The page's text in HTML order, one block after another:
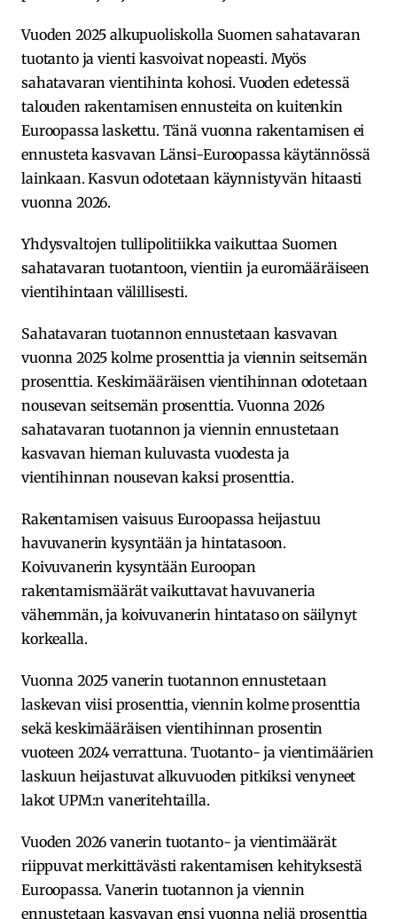
Vuoden 2025 alkupuoliskolla Suomen sahatavaran
tuotanto ja vienti kasvoivat nopeasti. Myös
sahatavaran vientihinta kohosi. Vuoden edetessä
talouden rakentamisen ennusteita on kuitenkin
Euroopassa laskettu. Tänä vuonna rakentamisen ei
ennusteta kasvavan Länsi-Euroopassa käytännössä
lainkaan. Kasvun odotetaan käynnistyvän hitaasti
vuonna 2026.
Yhdysvaltojen tullipolitiikka vaikuttaa Suomen
sahatavaran tuotantoon, vientiin ja euromääräiseen
vientihintaan välillisesti.
Sahatavaran tuotannon ennustetaan kasvavan
vuonna 2025 kolme prosenttia ja viennin seitsemän
prosenttia. Keskimääräisen vientihinnan odotetaan
nousevan seitsemän prosenttia. Vuonna 2026
sahatavaran tuotannon ja viennin ennustetaan
kasvavan hieman kuluvasta vuodesta ja
vientihinnan nousevan kaksi prosenttia.
Rakentamisen vaisuus Euroopassa heijastuu
havuvanerin kysyntään ja hintatasoon.
Koivuvanerin kysyntään Euroopan
rakentamismäärät vaikuttavat havuvaneria
vähemmän, ja koivuvanerin hintataso on säilynyt
korkealla.
Vuonna 2025 vanerin tuotannon ennustetaan
laskevan viisi prosenttia, viennin kolme prosenttia
sekä keskimääräisen vientihinnan prosentin
vuoteen 2024 verrattuna. Tuotanto- ja vientimäärien
laskuun heijastuvat alkuvuoden pitkiksi venyneet
lakot UPM:n vaneritehtailla.
Vuoden 2026 vanerin tuotanto- ja vientimäärät
riippuvat merkittävästi rakentamisen kehityksestä
Euroopassa. Vanerin tuotannon ja viennin
ennustetaan kasvavan ensi vuonna neljä prosenttia